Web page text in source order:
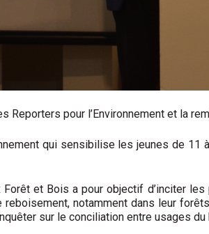
Reporters pour l’Environnement et la
qui sensibilise les jeunes de
Forêt et Bois a pour objectif d’inciter
notamment dans leur
sur le conciliation entre usages